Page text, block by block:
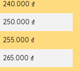
240.000 ₫
250.000 ₫
255.000 ₫
265.000 ₫